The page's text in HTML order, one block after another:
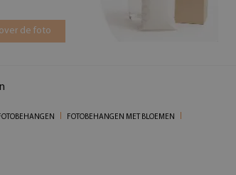
de foto
FOTOBEHANGEN MET BLOEMEN